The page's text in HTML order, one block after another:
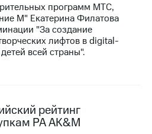
программ МТС,
М" Екатерина Филатова
"За создание
лифтов в digital-
всей страны".
рейтинг
РА AK&M